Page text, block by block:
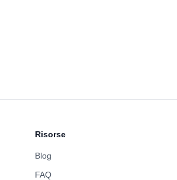
Risorse
Blog
FAQ